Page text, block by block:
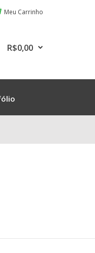
Meu Carrinho
R$0,00